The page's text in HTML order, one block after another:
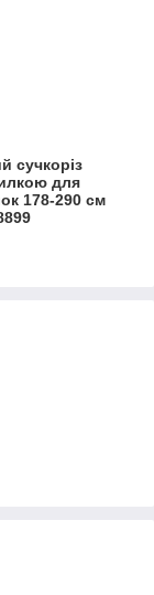
сучкоріз
для
178-290 см